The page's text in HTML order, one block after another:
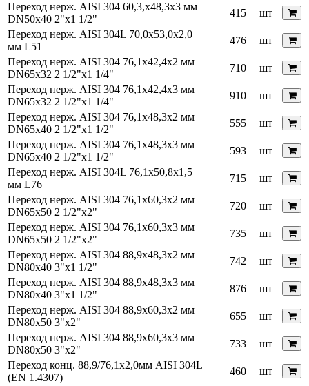
Переход нерж. AISI 304 60,3,х48,3х3 мм
DN50x40 2"x1 1/2"
415
шт
Переход нерж. AISI 304L 70,0x53,0х2,0
мм L51
476
шт
Переход нерж. AISI 304 76,1х42,4х2 мм
DN65x32 2 1/2"x1 1/4"
710
шт
Переход нерж. AISI 304 76,1х42,4х3 мм
DN65x32 2 1/2"x1 1/4"
910
шт
Переход нерж. AISI 304 76,1х48,3х2 мм
DN65x40 2 1/2"x1 1/2"
555
шт
Переход нерж. AISI 304 76,1х48,3х3 мм
DN65x40 2 1/2"x1 1/2"
593
шт
Переход нерж. AISI 304L 76,1x50,8х1,5
мм L76
715
шт
Переход нерж. AISI 304 76,1х60,3х2 мм
DN65x50 2 1/2"x2"
720
шт
Переход нерж. AISI 304 76,1х60,3х3 мм
DN65x50 2 1/2"x2"
735
шт
Переход нерж. AISI 304 88,9х48,3х2 мм
DN80x40 3"x1 1/2"
742
шт
Переход нерж. AISI 304 88,9х48,3х3 мм
DN80x40 3"x1 1/2"
876
шт
Переход нерж. AISI 304 88,9х60,3х2 мм
DN80x50 3"x2"
655
шт
Переход нерж. AISI 304 88,9х60,3х3 мм
DN80x50 3"x2"
733
шт
Переход конц. 88,9/76,1х2,0мм AISI 304L
(EN 1.4307)
460
шт